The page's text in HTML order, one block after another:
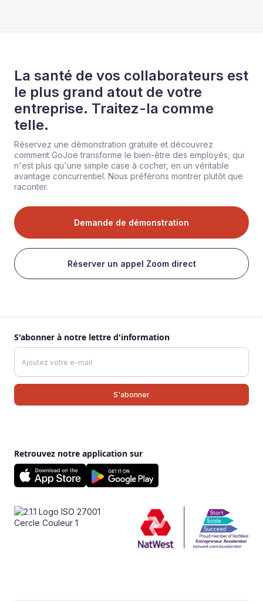
La santé de vos collaborateurs est
le plus grand atout de votre
entreprise. Traitez-la comme
telle.
Réservez une démonstration gratuite et découvrez
comment GoJoe transforme le bien-être des employés, qui
n'est plus qu'une simple case à cocher, en un véritable
avantage concurrentiel. Nous préférons montrer plutôt que
raconter.
Demande de démonstration
Réserver un appel Zoom direct
S'abonner à notre lettre d'information
Retrouvez notre application sur